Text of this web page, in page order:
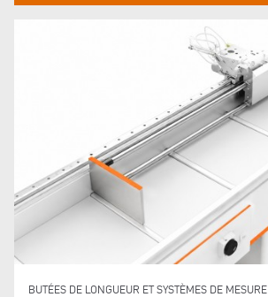
BUTÉES DE LONGUEUR ET SYSTÈMES DE MESURE